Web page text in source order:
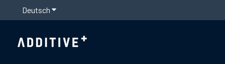
Deutsch Untermenü für Übersetzungen anzeigen